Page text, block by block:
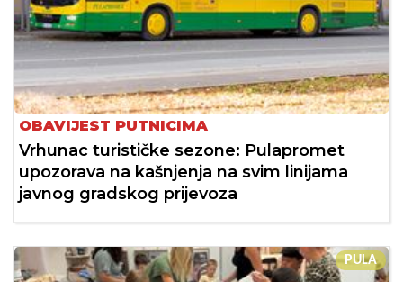
OBAVIJEST PUTNICIMA
Vrhunac turističke sezone: Pulapromet
upozorava na kašnjenja na svim linijama
javnog gradskog prijevoza
PULA